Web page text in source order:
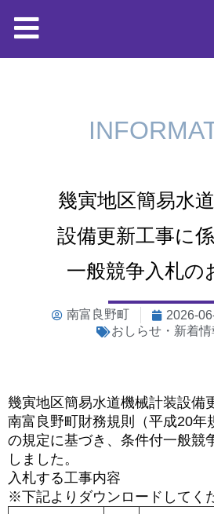
幾寅地区簡易水
設備更新工事に
一般競争入札の
南富良野町 2026-
おしらせ・新着情
幾寅地区簡易水道機械計装設備
南富良野町財務規則（平成20年
の規定に基づき、条件付一般競
しました。
入札する工事内容
※下記よりダウンロードしてく